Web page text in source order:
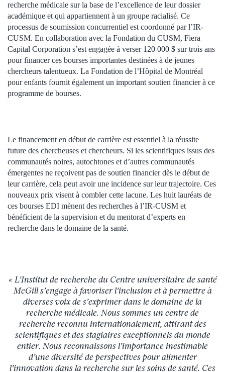
recherche médicale sur la base de l’excellence de leur dossier
académique et qui appartiennent à un groupe racialisé. Ce
processus de soumission concurrentiel est coordonné par l’IR-
CUSM. En collaboration avec la Fondation du CUSM, Fiera
Capital Corporation s’est engagée à verser 120 000 $ sur trois ans
pour financer ces bourses importantes destinées à de jeunes
chercheurs talentueux. La Fondation de l’Hôpital de Montréal
pour enfants fournit également un important soutien financier à ce
programme de bourses.
Le financement en début de carrière est essentiel à la réussite
future des chercheuses et chercheurs. Si les scientifiques issus des
communautés noires, autochtones et d’autres communautés
émergentes ne reçoivent pas de soutien financier dès le début de
leur carrière, cela peut avoir une incidence sur leur trajectoire. Ces
nouveaux prix visent à combler cette lacune. Les huit lauréats de
ces bourses EDI mènent des recherches à l’IR-CUSM et
bénéficient de la supervision et du mentorat d’experts en
recherche dans le domaine de la santé.
« L’Institut de recherche du Centre universitaire de santé
McGill s’engage à favoriser l’inclusion et à permettre à
diverses voix de s’exprimer dans le domaine de la
recherche médicale. Nous sommes un centre de
recherche reconnu internationalement, attirant des
scientifiques et des stagiaires exceptionnels du monde
entier. Nous reconnaissons l’importance inestimable
d’une diversité de perspectives pour alimenter
l’innovation dans la recherche sur les soins de santé. Ces